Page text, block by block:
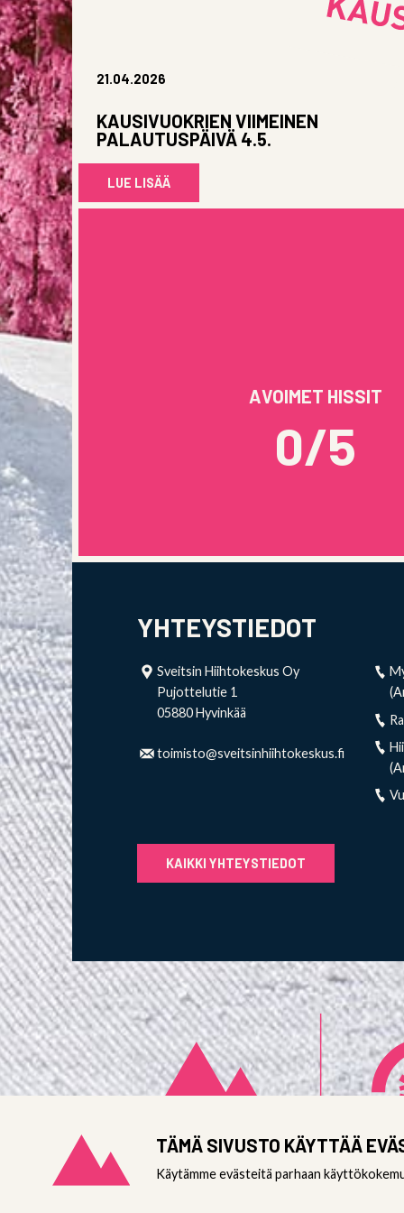
21.04.2026
KAUSIVUOKRIEN VIIMEINEN
PALAUTUSPÄIVÄ 4.5.
LUE LISÄÄ
AVOIMET HISSIT
0/5
YHTEYSTIEDOT
Sveitsin Hiihtokeskus Oy
Pujottelutie 1
05880 Hyvinkää
toimisto@sveitsinhiihtokeskus.fi
KAIKKI YHTEYSTIEDOT
TÄMÄ SIVUSTO KÄYTTÄÄ
Käytämme evästeitä parhaan